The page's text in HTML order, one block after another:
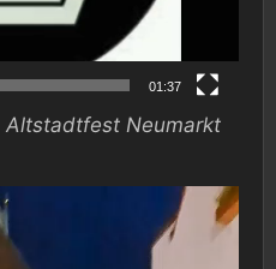
01:37
Altstadtfest Neumarkt